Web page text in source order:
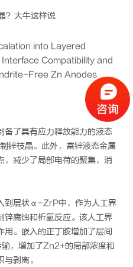
into Layered
Compatibility and
Free Zn Anodes
备了具有应力释放能力的液态
锌枝晶。此外，富锌液态金属
，减少了局部电荷的聚集，消
到层状α-ZrP中，作为人工界
锌腐蚀和析氢反应。该人工界
用。嵌入的正丁胺增加了层间
，增加了Zn2+的局部浓度和
剥离。